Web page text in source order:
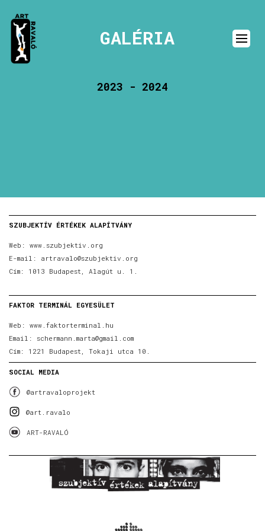
GALÉRIA
2023 - 2024
SZUBJEKTÍV ÉRTÉKEK ALAPÍTVÁNY
Web: www.szubjektiv.org
E-mail: artravalo@szubjektiv.org
Cím: 1013 Budapest, Alagút u. 1.
FAKTOR TERMINÁL EGYESÜLET
Web: www.faktorterminal.hu
Email: schermann.marta@gmail.com
Cím: 1221 Budapest, Tokaji utca 10.
SOCIAL MEDIA
@artravaloprojekt
@art.ravalo
ART-RAVALÓ